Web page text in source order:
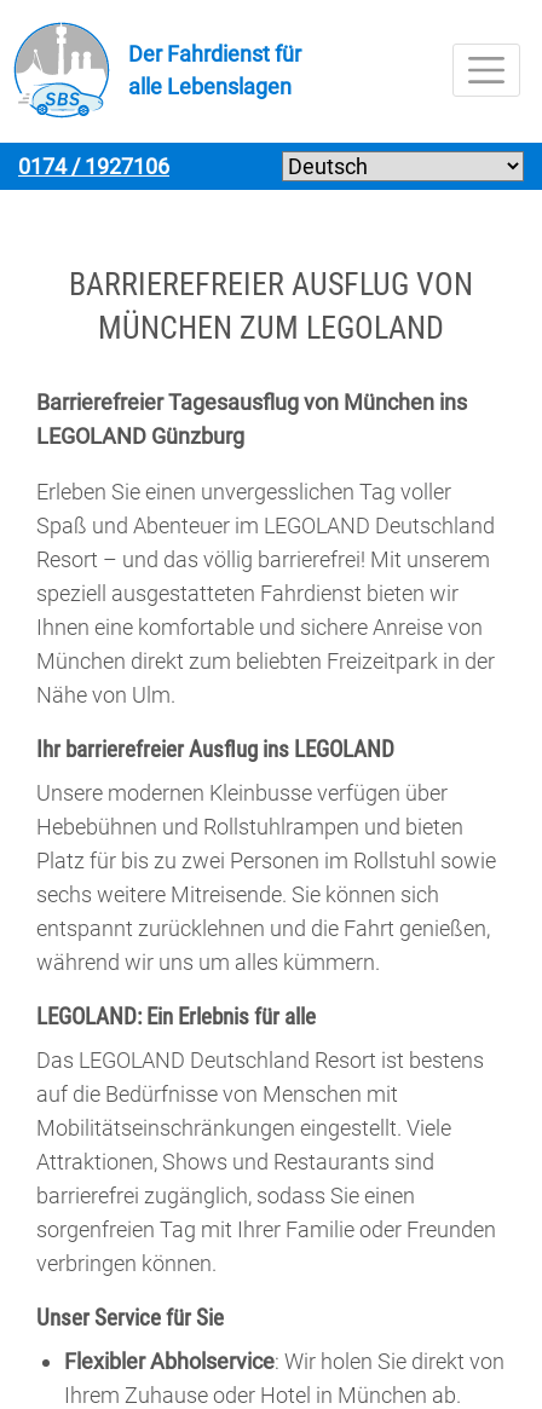
Zur Navigation springenZur Navigation springen
Zum Inhalt springenZum Inhalt springen
Zur Fußzeile springenZur Fußzeile springen
Der Fahrdienst für
alle Lebenslagen
Menü
0174 / 1927106
BARRIEREFREIER AUSFLUG VON
MÜNCHEN ZUM LEGOLAND
Barrierefreier Tagesausflug von München ins
LEGOLAND Günzburg
Erleben Sie einen unvergesslichen Tag voller
Spaß und Abenteuer im LEGOLAND Deutschland
Resort – und das völlig barrierefrei! Mit unserem
speziell ausgestatteten Fahrdienst bieten wir
Ihnen eine komfortable und sichere Anreise von
München direkt zum beliebten Freizeitpark in der
Nähe von Ulm.
Ihr barrierefreier Ausflug ins LEGOLAND
Unsere modernen Kleinbusse verfügen über
Hebebühnen und Rollstuhlrampen und bieten
Platz für bis zu zwei Personen im Rollstuhl sowie
sechs weitere Mitreisende. Sie können sich
entspannt zurücklehnen und die Fahrt genießen,
während wir uns um alles kümmern.
LEGOLAND: Ein Erlebnis für alle
Das LEGOLAND Deutschland Resort ist bestens
auf die Bedürfnisse von Menschen mit
Mobilitätseinschränkungen eingestellt. Viele
Attraktionen, Shows und Restaurants sind
barrierefrei zugänglich, sodass Sie einen
sorgenfreien Tag mit Ihrer Familie oder Freunden
verbringen können.
Unser Service für Sie
Flexibler Abholservice: Wir holen Sie direkt von
Ihrem Zuhause oder Hotel in München ab.